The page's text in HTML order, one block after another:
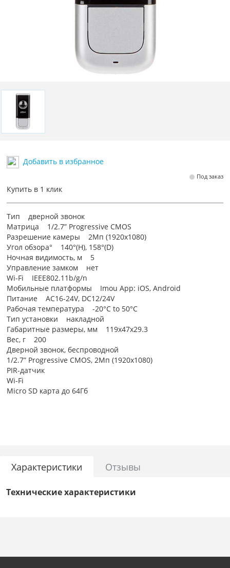
Добавить в избранное
Под заказ
Купить в 1 клик
Тип дверной звонок
Матрица 1/2.7” Progressive CMOS
Разрешение камеры 2Мп (1920х1080)
Угол обзора° 140°(H), 158°(D)
Ночная видимость, м 5
Управление замком нет
Wi-Fi IEEE802.11b/g/n
Мобильные платформы Imou App: iOS, Android
Питание AC16-24V, DC12/24V
Рабочая температура -20°C to 50°C
Тип установки накладной
Габаритные размеры, мм 119х47х29.3
Вес, г 200
Дверной звонок, беспроводной
1/2.7” Progressive CMOS, 2Мп (1920х1080)
PIR-датчик
Wi-Fi
Micro SD карта до 64Гб
Характеристики Отзывы
Технические характеристики